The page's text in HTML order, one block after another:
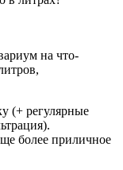
на что-
(+ регулярные
более приличное